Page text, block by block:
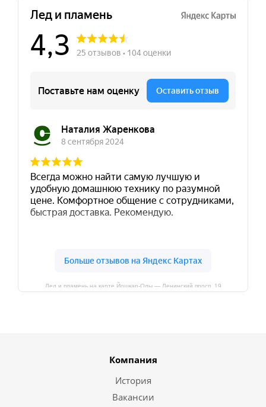
Лед и пламень на карте Йошкар‑Олы — Ленинский просп.,19
Компания
История
Вакансии